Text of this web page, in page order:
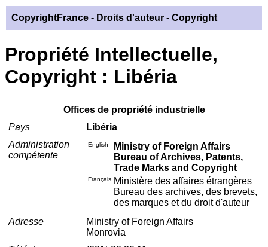
CopyrightFrance - Droits d'auteur - Copyright
Propriété Intellectuelle,
Copyright : Libéria
Offices de propriété industrielle
Pays
Libéria
Administration
compétente
English
Ministry of Foreign Affairs
Bureau of Archives, Patents,
Trade Marks and Copyright
Français Ministère des affaires étrangères
Bureau des archives, des brevets,
des marques et du droit d'auteur
Adresse
Ministry of Foreign Affairs
Monrovia